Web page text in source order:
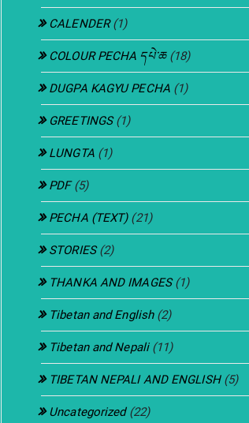
CALENDER(1)
COLOUR PECHA དཔེ་ཆ(18)
DUGPA KAGYU PECHA(1)
GREETINGS(1)
LUNGTA(1)
PDF(5)
PECHA (TEXT)(21)
STORIES(2)
THANKA AND IMAGES(1)
Tibetan and English(2)
Tibetan and Nepali(11)
TIBETAN NEPALI AND ENGLISH(5)
Uncategorized(22)